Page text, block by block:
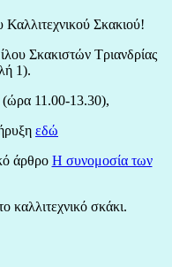
Σκακιού!
Σκακιστών Τριανδρίας
1).
(ώρα 11.00-13.30),
εδώ
άρθρο Η συνομοσία των
καλλιτεχνικό σκάκι.